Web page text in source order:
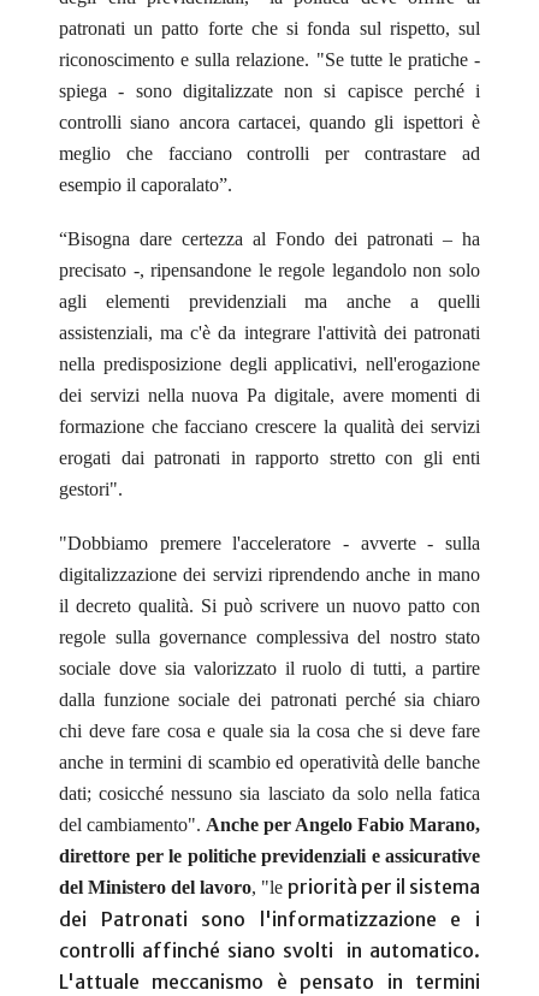
patronati un patto forte che si fonda sul rispetto, sul
riconoscimento e sulla relazione. "Se tutte le pratiche -
spiega - sono digitalizzate non si capisce perché i
controlli siano ancora cartacei, quando gli ispettori è
meglio che facciano controlli per contrastare ad
esempio il caporalato”.
“Bisogna dare certezza al Fondo dei patronati – ha
precisato -, ripensandone le regole legandolo non solo
agli elementi previdenziali ma anche a quelli
assistenziali, ma c'è da integrare l'attività dei patronati
nella predisposizione degli applicativi, nell'erogazione
dei servizi nella nuova Pa digitale, avere momenti di
formazione che facciano crescere la qualità dei servizi
erogati dai patronati in rapporto stretto con gli enti
gestori".
"Dobbiamo premere l'acceleratore - avverte - sulla
digitalizzazione dei servizi riprendendo anche in mano
il decreto qualità. Si può scrivere un nuovo patto con
regole sulla governance complessiva del nostro stato
sociale dove sia valorizzato il ruolo di tutti, a partire
dalla funzione sociale dei patronati perché sia chiaro
chi deve fare cosa e quale sia la cosa che si deve fare
anche in termini di scambio ed operatività delle banche
dati; cosicché nessuno sia lasciato da solo nella fatica
del cambiamento". Anche per Angelo Fabio Marano,
direttore per le politiche previdenziali e assicurative
del Ministero del lavoro, "le priorità per il sistema
dei Patronati sono l'informatizzazione e i
controlli affinché siano svolti in automatico.
L'attuale meccanismo è pensato in termini